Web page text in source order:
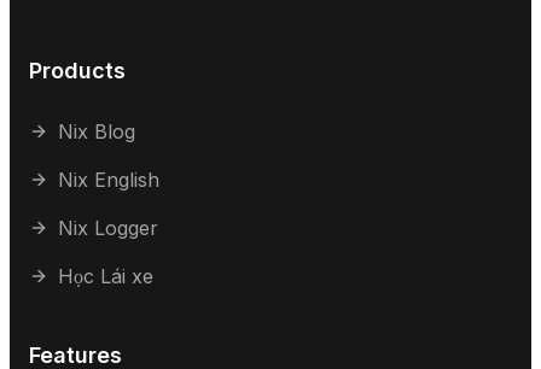
Products
Nix Blog
Nix English
Nix Logger
Học Lái xe
Features